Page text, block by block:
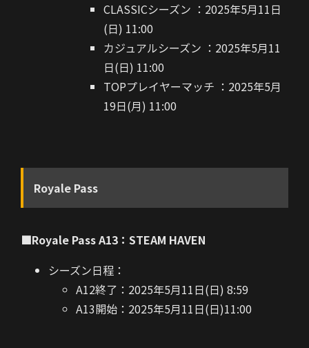
CLASSICシーズン ：2025年5月11日
(日) 11:00
カジュアルシーズン ：2025年5月11
日(日) 11:00
TOPプレイヤーマッチ ：2025年5月
19日(月) 11:00
Royale Pass
■Royale Pass A13：STEAM HAVEN
シーズン日程：
A12終了：2025年5月11日(日) 8:59
A13開始：2025年5月11日(日)11:00